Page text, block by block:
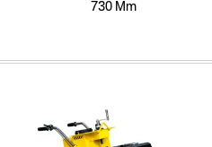
730 Mm